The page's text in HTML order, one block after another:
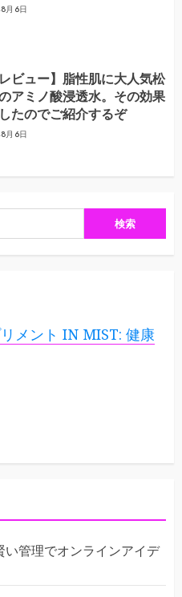
月6日
レビュー】脂性肌に大人気松
アミノ酸浸透水。その効果
たのでご紹介するぞ
月6日
メント IN MIST: 健康
管理でオンラインアイデ